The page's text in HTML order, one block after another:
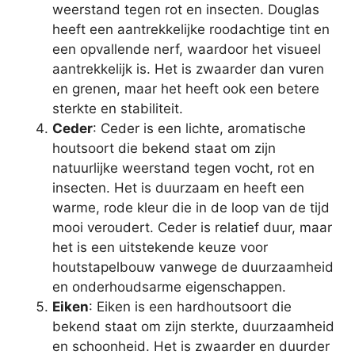
weerstand tegen rot en insecten. Douglas
heeft een aantrekkelijke roodachtige tint en
een opvallende nerf, waardoor het visueel
aantrekkelijk is. Het is zwaarder dan vuren
en grenen, maar het heeft ook een betere
sterkte en stabiliteit.
Ceder: Ceder is een lichte, aromatische
houtsoort die bekend staat om zijn
natuurlijke weerstand tegen vocht, rot en
insecten. Het is duurzaam en heeft een
warme, rode kleur die in de loop van de tijd
mooi veroudert. Ceder is relatief duur, maar
het is een uitstekende keuze voor
houtstapelbouw vanwege de duurzaamheid
en onderhoudsarme eigenschappen.
Eiken: Eiken is een hardhoutsoort die
bekend staat om zijn sterkte, duurzaamheid
en schoonheid. Het is zwaarder en duurder